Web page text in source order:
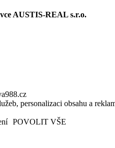
AUSTIS-REAL s.r.o.
personalizaci obsahu a
POVOLIT VŠE